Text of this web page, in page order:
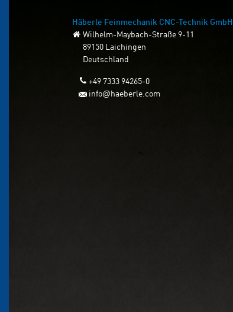
Häberle Feinmechanik CNC-Technik GmbH
Wilhelm-Maybach-Straße 9-11
89150 Laichingen
Deutschland
+49 7333 94265-0
info@haeberle.com